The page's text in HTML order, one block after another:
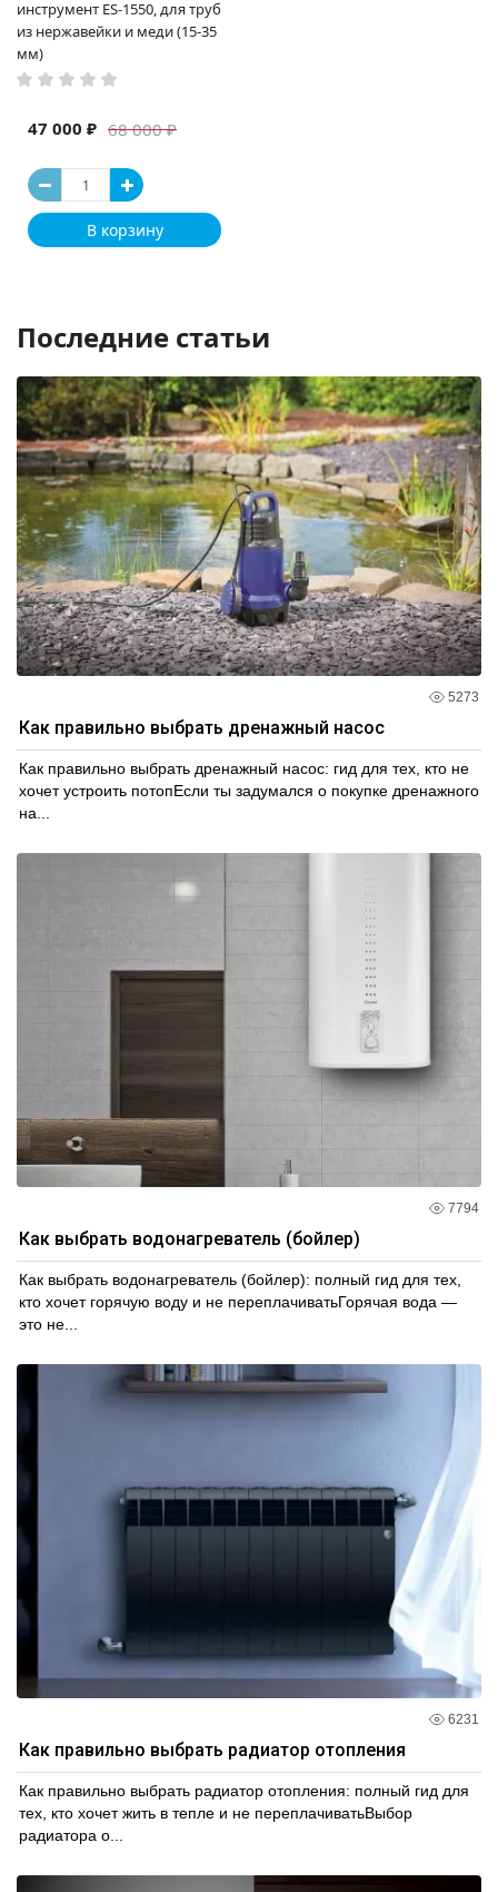
инструмент ES-1550, для труб
из нержавейки и меди (15-35
мм)
68 000 ₽
47 000 ₽
В корзину
Последние статьи
5273
Как правильно выбрать дренажный насос
Как правильно выбрать дренажный насос: гид для тех, кто не
хочет устроить потопЕсли ты задумался о покупке дренажного
на...
7794
Как выбрать водонагреватель (бойлер)
Как выбрать водонагреватель (бойлер): полный гид для тех,
кто хочет горячую воду и не переплачиватьГорячая вода —
это не...
6231
Как правильно выбрать радиатор отопления
Как правильно выбрать радиатор отопления: полный гид для
тех, кто хочет жить в тепле и не переплачиватьВыбор
радиатора о...